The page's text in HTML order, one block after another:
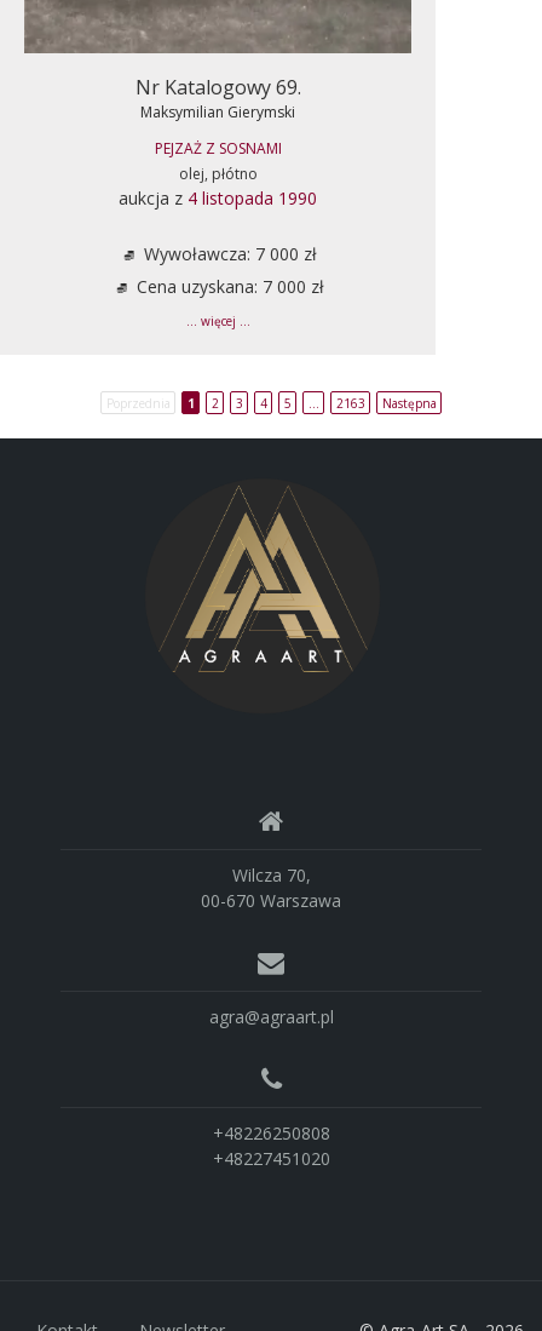
Nr Katalogowy 69.
Maksymilian Gierymski
PEJZAŻ Z SOSNAMI
olej, płótno
aukcja z 4 listopada 1990
Wywoławcza: 7 000 zł
Cena uzyskana: 7 000 zł
... więcej ...
Poprzednia 1 2 3 4 5 2163 Następna
Wilcza 70,
00-670 Warszawa
agra@agraart.pl
+48226250808
+48227451020